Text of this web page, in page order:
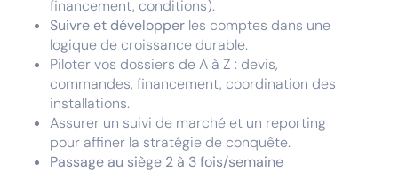
financement, conditions).
Suivre et développer les comptes dans une
logique de croissance durable.
Piloter vos dossiers de A à Z : devis,
commandes, financement, coordination des
installations.
Assurer un suivi de marché et un reporting
pour affiner la stratégie de conquête.
Passage au siège 2 à 3 fois/semaine